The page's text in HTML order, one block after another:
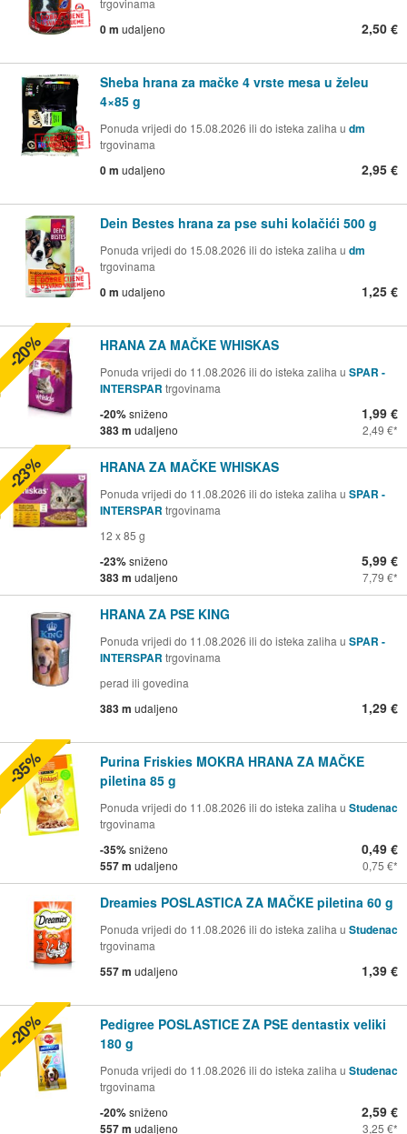
trgovinama
0 m udaljeno 2,50 €
Sheba hrana za mačke 4 vrste mesa u želeu
4×85 g
Ponuda vrijedi do 15.08.2026 ili do isteka zaliha u dm
trgovinama
0 m udaljeno 2,95 €
Dein Bestes hrana za pse suhi kolačići 500 g
Ponuda vrijedi do 15.08.2026 ili do isteka zaliha u dm
trgovinama
0 m udaljeno 1,25 €
HRANA ZA MAČKE WHISKAS
Ponuda vrijedi do 11.08.2026 ili do isteka zaliha u SPAR -
INTERSPAR trgovinama
-20%sniženo
383 m udaljeno
1,99 €
2,49 €
-20%
HRANA ZA MAČKE WHISKAS
Ponuda vrijedi do 11.08.2026 ili do isteka zaliha u SPAR -
INTERSPAR trgovinama
12 x 85 g
-23%sniženo
383 m udaljeno
5,99 €
7,79 €
-23%
HRANA ZA PSE KING
Ponuda vrijedi do 11.08.2026 ili do isteka zaliha u SPAR -
INTERSPAR trgovinama
perad ili govedina
383 m udaljeno 1,29 €
Purina Friskies MOKRA HRANA ZA MAČKE
piletina 85 g
Ponuda vrijedi do 11.08.2026 ili do isteka zaliha u Studenac
trgovinama
-35%sniženo
557 m udaljeno
0,49 €
0,75 €
-35%
Dreamies POSLASTICA ZA MAČKE piletina 60 g
Ponuda vrijedi do 11.08.2026 ili do isteka zaliha u Studenac
trgovinama
557 m udaljeno 1,39 €
Pedigree POSLASTICE ZA PSE dentastix veliki
180 g
Ponuda vrijedi do 11.08.2026 ili do isteka zaliha u Studenac
trgovinama
-20%sniženo
557 m udaljeno
2,59 €
3,25 €
-20%